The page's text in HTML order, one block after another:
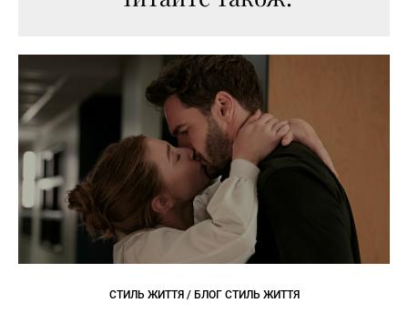
СТИЛЬ ЖИТТЯ / БЛОГ СТИЛЬ ЖИТТЯ